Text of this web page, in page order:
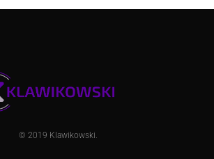
© 2019 Klawikowski.